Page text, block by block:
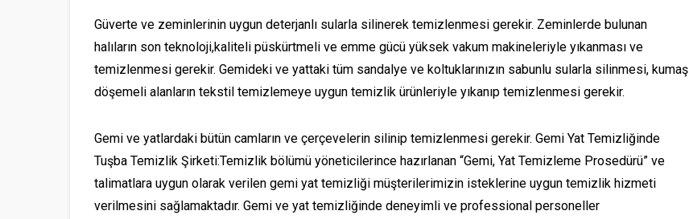
Güverte ve zeminlerinin uygun deterjanlı sularla silinerek temizlenmesi gerekir. Zeminlerde bulunan
halıların son teknoloji,kaliteli püskürtmeli ve emme gücü yüksek vakum makineleriyle yıkanması ve
temizlenmesi gerekir. Gemideki ve yattaki tüm sandalye ve koltuklarınızın sabunlu sularla silinmesi, kumaş
döşemeli alanların tekstil temizlemeye uygun temizlik ürünleriyle yıkanıp temizlenmesi gerekir.
Gemi ve yatlardaki bütün camların ve çerçevelerin silinip temizlenmesi gerekir. Gemi Yat Temizliğinde
Tuşba Temizlik Şirketi:Temizlik bölümü yöneticilerince hazırlanan “Gemi, Yat Temizleme Prosedürü” ve
talimatlara uygun olarak verilen gemi yat temizliği müşterilerimizin isteklerine uygun temizlik hizmeti
verilmesini sağlamaktadır. Gemi ve yat temizliğinde deneyimli ve professional personeller